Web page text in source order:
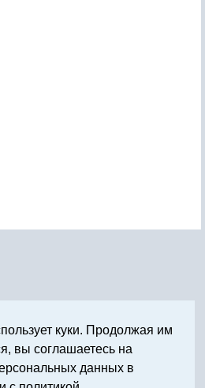
куки. Продолжая им
вы соглашаетесь на
данных в